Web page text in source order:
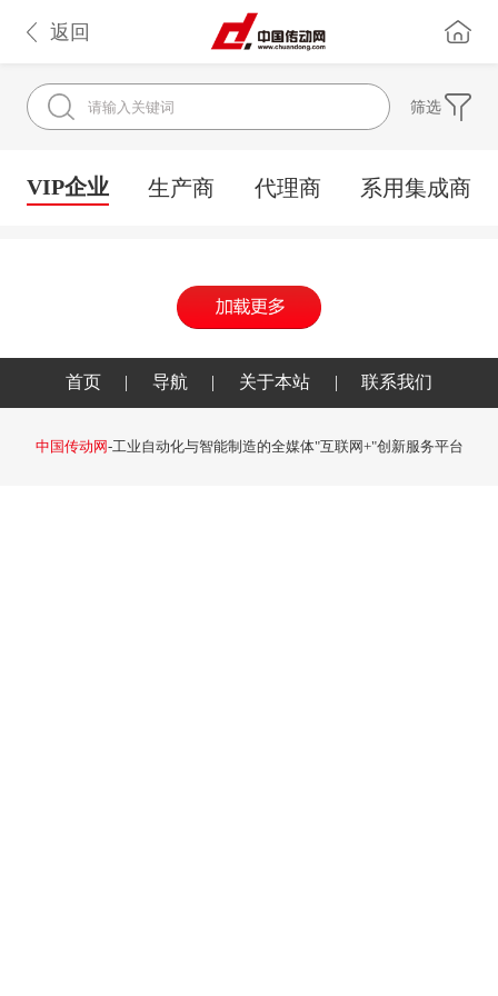
返回
筛选
VIP企业 生产商 代理商 系用集成商
首页 | 导航 | 关于本站 | 联系我们
中国传动网-工业自动化与智能制造的全媒体"互联网+"创新服务平台